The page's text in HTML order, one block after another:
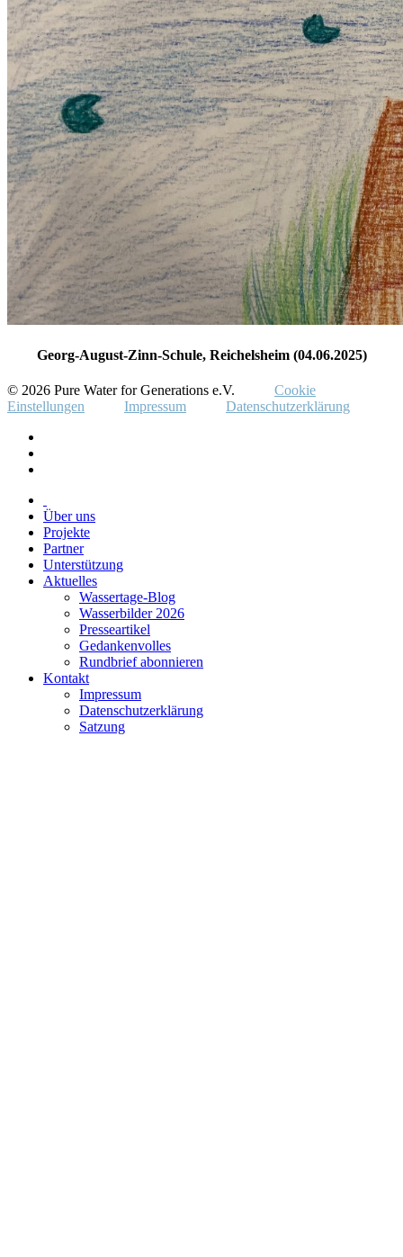
Georg-August-Zinn-Schule, Reichelsheim (04.06.2025)
© 2026 Pure Water for Generations e.V.
Cookie
Einstellungen
Impressum Datenschutzerklärung
Über uns
Projekte
Partner
Unterstützung
Aktuelles
Wassertage-Blog
Wasserbilder 2026
Presseartikel
Gedankenvolles
Rundbrief abonnieren
Kontakt
Impressum
Datenschutzerklärung
Satzung